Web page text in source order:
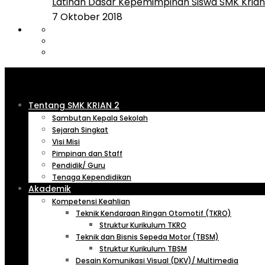
7 Oktober 2018
Tentang SMK KRIAN 2
Sambutan Kepala Sekolah
Sejarah Singkat
Visi Misi
Pimpinan dan Staff
Pendidik/ Guru
Tenaga Kependidikan
Akademik
Kompetensi Keahlian
Teknik Kendaraan Ringan Otomotif (TKRO)
Struktur Kurikulum TKRO
Teknik dan Bisnis Sepeda Motor (TBSM)
Struktur Kurikulum TBSM
Desain Komunikasi Visual (DKV)/ Multimedia